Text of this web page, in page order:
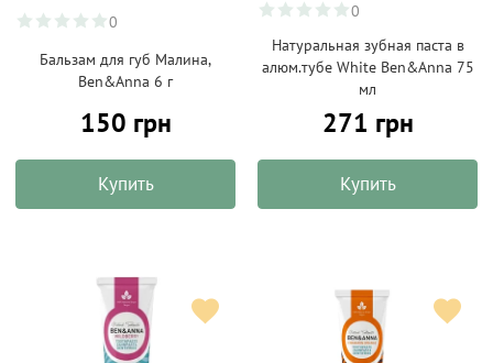
0
Бальзам для губ Малина,
Ben&Anna 6 г
150 грн
Купить
0
Натуральная зубная паста в
алюм.тубе White Ben&Anna 75
мл
271 грн
Купить